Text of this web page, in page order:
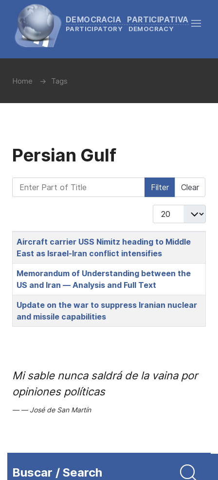
DEMOCRACIA PARTICIPATIVA
PARTICIPATORY DEMOCRACY
Home Tags
Persian Gulf
Enter Part of Title Filter Clear
Display #
Title
Aircraft carrier USS Nimitz heading to Middle
East as Israel-Iran conflict intensifies
Memorandum of Understanding between the
US and Iran — Analysis and Full Text
Update on the war to suppress Iranian nuclear
and missile capabilities
Mi sable nunca saldrá de la vaina por
opiniones políticas
José de San Martín
Buscar / Search